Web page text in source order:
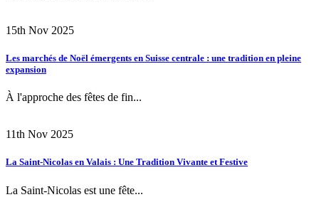
15th Nov 2025
Les marchés de Noël émergents en Suisse centrale : une tradition en pleine
expansion
À l'approche des fêtes de fin...
11th Nov 2025
La Saint-Nicolas en Valais : Une Tradition Vivante et Festive
La Saint-Nicolas est une fête...